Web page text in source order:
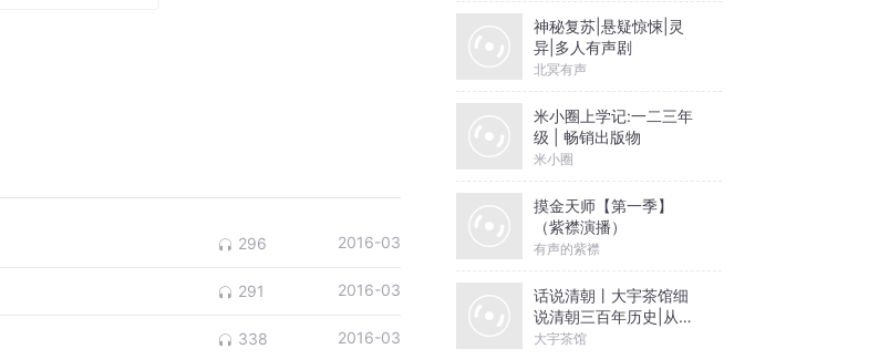
296 2016-03
291 2016-03
338 2016-03
神秘复苏|悬疑惊悚|灵
异|多人有声剧
北冥有声
米小圈上学记:一二三年
级 | 畅销出版物
米小圈
摸金天师【第一季】
（紫襟演播）
有声的紫襟
话说清朝丨大宇茶馆细
说清朝三百年历史|从努
尔哈赤到末代皇帝溥仪|
大宇茶馆